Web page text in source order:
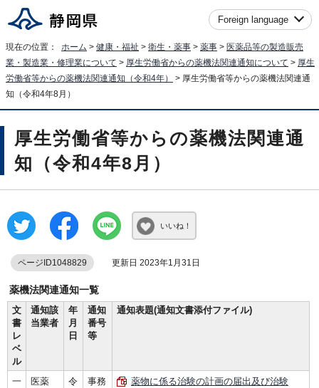
Foreign language
現在の位置： ホーム > 健康・福祉 > 衛生・薬事 > 薬事 > 医薬品等の製造販売
業・製造業・修理業について > 厚生労働省からの薬機法関連通知について > 厚生
労働省等からの薬機法関連通知（令和4年）
> 厚生労働省等からの薬機法関連通
知（令和4年8月）
厚生労働省等からの薬機法関連通
知（令和4年8月）
いいね！
ページID1048829 更新日 2023年1月31日
薬機法関連通知一覧
文
書
レ
ベ
ル
通知該
当業者
年
月
日
通知
番号
等
通知表題(通知文書添付ファイル)
一
医薬
令
事務
薬物に係る治験の計画の届出及び治験